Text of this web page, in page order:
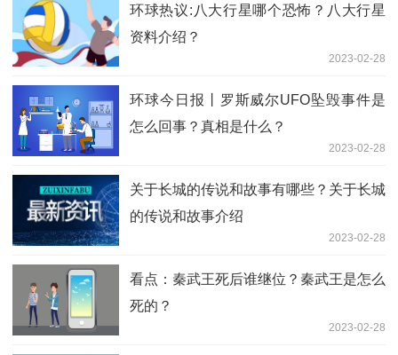
环球热议:八大行星哪个恐怖？八大行星
资料介绍？
2023-02-28
环球今日报丨罗斯威尔UFO坠毁事件是
怎么回事？真相是什么？
2023-02-28
关于长城的传说和故事有哪些？关于长城
的传说和故事介绍
2023-02-28
看点：秦武王死后谁继位？秦武王是怎么
死的？
2023-02-28